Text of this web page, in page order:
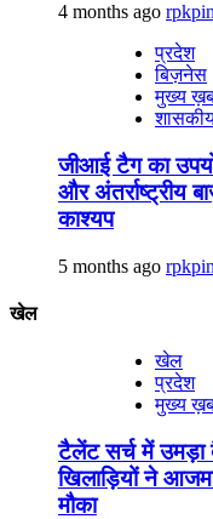
4 months ago
प्रदेश
बिज़नेस
मुख्य
जीआई टैग का
और अंतर्राष्ट्रीय
काश्यप
5 months ago
खेल
खेल
प्रदेश
मुख्य
टैलेंट सर्च में
खिलाड़ियों ने
मौका